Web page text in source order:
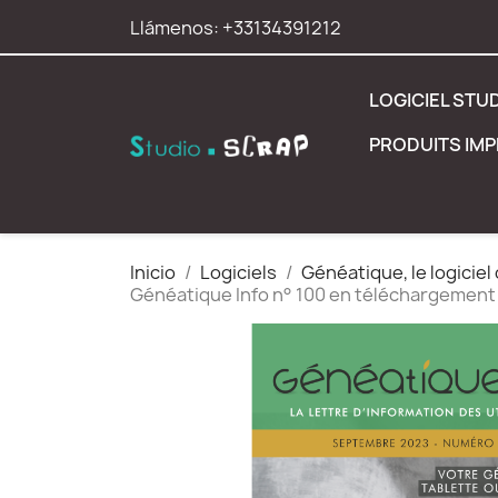
Llámenos: +33134391212
LOGICIEL
PRODUITS
Inicio Logiciels
Généatique, le
Généatique Info n° 100 en